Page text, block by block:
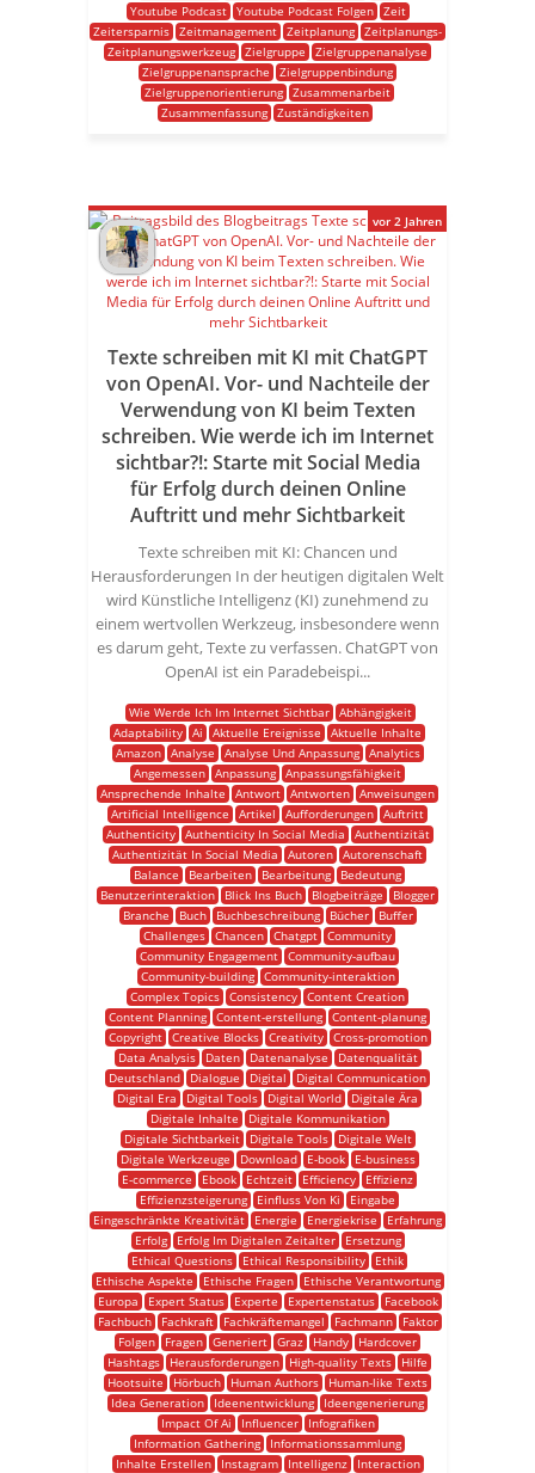
Youtube Podcast
Youtube Podcast Folgen
Zeit
Zeitersparnis Zeitmanagement Zeitplanung Zeitplanungs-
Zeitplanungswerkzeug Zielgruppe
Zielgruppenanalyse
Zielgruppenansprache
Zielgruppenbindung
Zielgruppenorientierung Zusammenarbeit
Zusammenfassung
Zuständigkeiten
Texte schreiben mit KI mit ChatGPT
von OpenAI. Vor- und Nachteile der
Verwendung von KI beim Texten
schreiben. Wie werde ich im Internet
sichtbar?!: Starte mit Social Media
für Erfolg durch deinen Online
Auftritt und mehr Sichtbarkeit
Texte schreiben mit KI: Chancen und
Herausforderungen In der heutigen digitalen Welt
wird Künstliche Intelligenz (KI) zunehmend zu
einem wertvollen Werkzeug, insbesondere wenn
es darum geht, Texte zu verfassen. ChatGPT von
OpenAI ist ein Paradebeispi...
Wie Werde Ich Im Internet Sichtbar Abhängigkeit
Adaptability Ai Aktuelle Ereignisse
Aktuelle Inhalte
Amazon
Analyse Analyse Und Anpassung
Analytics
Angemessen Anpassung Anpassungsfähigkeit
Ansprechende Inhalte
Antwort Antworten Anweisungen
Artificial Intelligence
Artikel Aufforderungen Auftritt
Authenticity
Authenticity In Social Media
Authentizität
Authentizität In Social Media
Autoren Autorenschaft
Balance
Bearbeiten Bearbeitung
Bedeutung
Benutzerinteraktion
Blick Ins Buch Blogbeiträge
Blogger
Branche
Buch Buchbeschreibung Bücher
Buffer
Challenges Chancen Chatgpt Community
Community Engagement Community-aufbau
Community-building
Community-interaktion
Complex Topics Consistency Content Creation
Content Planning Content-erstellung Content-planung
Copyright
Creative Blocks Creativity
Cross-promotion
Data Analysis
Daten Datenanalyse
Datenqualität
Deutschland
Dialogue Digital
Digital Communication
Digital Era
Digital Tools Digital World
Digitale Ära
Digitale Inhalte
Digitale Kommunikation
Digitale Sichtbarkeit
Digitale Tools
Digitale Welt
Digitale Werkzeuge
Download E-book
E-business
E-commerce
Ebook Echtzeit Efficiency
Effizienz
Effizienzsteigerung
Einfluss Von Ki
Eingabe
Eingeschränkte Kreativität
Energie Energiekrise
Erfahrung
Erfolg
Erfolg Im Digitalen Zeitalter
Ersetzung
Ethical Questions
Ethical Responsibility
Ethik
Ethische Aspekte
Ethische Fragen
Ethische Verantwortung
Europa
Expert Status Experte Expertenstatus
Facebook
Fachbuch
Fachkraft Fachkräftemangel Fachmann
Faktor
Folgen
Fragen Generiert Graz Handy
Hardcover
Hashtags
Herausforderungen High-quality Texts
Hilfe
Hootsuite
Hörbuch Human Authors
Human-like Texts
Idea Generation
Ideenentwicklung
Ideengenerierung
Impact Of Ai
Influencer
Infografiken
Information Gathering
Informationssammlung
Inhalte Erstellen
Instagram Intelligenz
Interaction
vor 2 Jahren